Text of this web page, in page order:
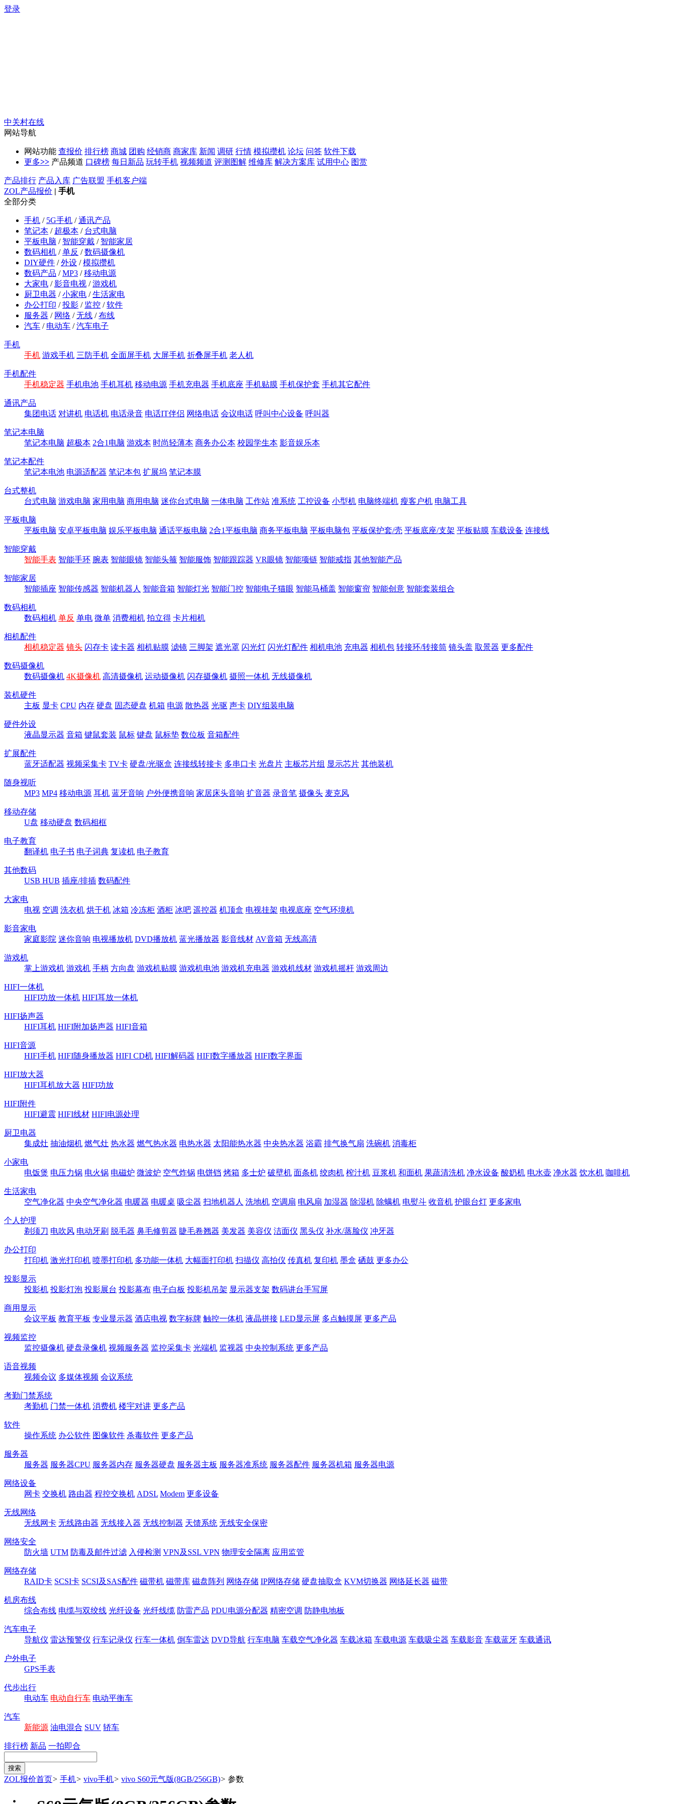
登录
中关村在线
网站导航
网站功能 查报价 排行榜 商城 团购 经销商 商家库 新闻 调研 行情 模拟攒机 论坛 问答 软件下载
更多>> 产品频道 口碑榜 每日新品 玩转手机 视频频道 评测图解 维修库 解决方案库 试用中心 图赏
产品排行 产品入库 广告联盟 手机客户端
ZOL产品报价 | 手机
全部分类
手机 / 5G手机 /通讯产品
笔记本 / 超极本 / 台式电脑
平板电脑 / 智能穿戴 / 智能家居
数码相机 /单反 /数码摄像机
DIY硬件 /外设 /模拟攒机
数码产品 /MP3 /移动电源
大家电 /影音电视 /游戏机
厨卫电器 /小家电 /生活家电
办公打印 /投影 / 监控 /软件
服务器 / 网络 /无线 /布线
汽车 / 电动车 /汽车电子
手机
手机 游戏手机 三防手机 全面屏手机 大屏手机 折叠屏手机 老人机
手机配件
手机稳定器 手机电池 手机耳机 移动电源 手机充电器 手机底座 手机贴膜 手机保护套 手机其它配件
通讯产品
集团电话 对讲机 电话机 电话录音 电话IT伴侣 网络电话 会议电话 呼叫中心设备 呼叫器
笔记本电脑
笔记本电脑 超极本 2合1电脑 游戏本 时尚轻薄本 商务办公本 校园学生本 影音娱乐本
笔记本配件
笔记本电池 电源适配器 笔记本包 扩展坞 笔记本膜
台式整机
台式电脑 游戏电脑 家用电脑 商用电脑 迷你台式电脑 一体电脑 工作站 准系统 工控设备 小型机 电脑终端机 瘦客户机 电脑工具
平板电脑
平板电脑 安卓平板电脑 娱乐平板电脑 通话平板电脑 2合1平板电脑 商务平板电脑 平板电脑包 平板保护套/壳 平板底座/支架 平板贴膜 车载设备 连接线
智能穿戴
智能手表 智能手环 腕表 智能眼镜 智能头箍 智能服饰 智能跟踪器 VR眼镜 智能项链 智能戒指 其他智能产品
智能家居
智能插座 智能传感器 智能机器人 智能音箱 智能灯光 智能门控 智能电子猫眼 智能马桶盖 智能窗帘 智能创意 智能套装组合
数码相机
数码相机 单反 单电 微单 消费相机 拍立得 卡片相机
相机配件
相机稳定器 镜头 闪存卡 读卡器 相机贴膜 滤镜 三脚架 遮光罩 闪光灯 闪光灯配件 相机电池 充电器 相机包 转接环/转接筒 镜头盖 取景器 更多配件
数码摄像机
数码摄像机 4K摄像机 高清摄像机 运动摄像机 闪存摄像机 摄照一体机 无线摄像机
装机硬件
主板 显卡 CPU 内存 硬盘 固态硬盘 机箱 电源 散热器 光驱 声卡 DIY组装电脑
硬件外设
液晶显示器 音箱 键鼠套装 鼠标 键盘 鼠标垫 数位板 音箱配件
扩展配件
蓝牙适配器 视频采集卡 TV卡 硬盘/光驱盒 连接线转接卡 多串口卡 光盘片 主板芯片组 显示芯片 其他装机
随身视听
MP3 MP4 移动电源 耳机 蓝牙音响 户外便携音响 家居床头音响 扩音器 录音笔 摄像头 麦克风
移动存储
U盘 移动硬盘 数码相框
电子教育
翻译机 电子书 电子词典 复读机 电子教育
其他数码
USB HUB 插座/排插 数码配件
大家电
电视 空调 洗衣机 烘干机 冰箱 冷冻柜 酒柜 冰吧 遥控器 机顶盒 电视挂架 电视底座 空气环境机
影音家电
家庭影院 迷你音响 电视播放机 DVD播放机 蓝光播放器 影音线材 AV音箱 无线高清
游戏机
掌上游戏机 游戏机 手柄 方向盘 游戏机贴膜 游戏机电池 游戏机充电器 游戏机线材 游戏机摇杆 游戏周边
HIFI一体机
HIFI功放一体机 HIFI耳放一体机
HIFI扬声器
HIFI耳机 HIFI附加扬声器 HIFI音箱
HIFI音源
HIFI手机 HIFI随身播放器 HIFI CD机 HIFI解码器 HIFI数字播放器 HIFI数字界面
HIFI放大器
HIFI耳机放大器 HIFI功放
HIFI附件
HIFI避震 HIFI线材 HIFI电源处理
厨卫电器
集成灶 抽油烟机 燃气灶 热水器 燃气热水器 电热水器 太阳能热水器 中央热水器 浴霸 排气换气扇 洗碗机 消毒柜
小家电
电饭煲 电压力锅 电火锅 电磁炉 微波炉 空气炸锅 电饼铛 烤箱 多士炉 破壁机 面条机 绞肉机 榨汁机 豆浆机 和面机 果蔬清洗机 净水设备 酸奶机 电水壶 净水器 饮水机 咖啡机
生活家电
空气净化器 中央空气净化器 电暖器 电暖桌 吸尘器 扫地机器人 洗地机 空调扇 电风扇 加湿器 除湿机 除螨机 电熨斗 收音机 护眼台灯 更多家电
个人护理
剃须刀 电吹风 电动牙刷 脱毛器 鼻毛修剪器 睫毛卷翘器 美发器 美容仪 洁面仪 黑头仪 补水/蒸脸仪 冲牙器
办公打印
打印机 激光打印机 喷墨打印机 多功能一体机 大幅面打印机 扫描仪 高拍仪 传真机 复印机 墨盒 硒鼓 更多办公
投影显示
投影机 投影灯泡 投影展台 投影幕布 电子白板 投影机吊架 显示器支架 数码讲台手写屏
商用显示
会议平板 教育平板 专业显示器 酒店电视 数字标牌 触控一体机 液晶拼接 LED显示屏 多点触摸屏 更多产品
视频监控
监控摄像机 硬盘录像机 视频服务器 监控采集卡 光端机 监视器 中央控制系统 更多产品
语音视频
视频会议 多媒体视频 会议系统
考勤门禁系统
考勤机 门禁一体机 消费机 楼宇对讲 更多产品
软件
操作系统 办公软件 图像软件 杀毒软件 更多产品
服务器
服务器 服务器CPU 服务器内存 服务器硬盘 服务器主板 服务器准系统 服务器配件 服务器机箱 服务器电源
网络设备
网卡 交换机 路由器 程控交换机 ADSL Modem 更多设备
无线网络
无线网卡 无线路由器 无线接入器 无线控制器 天馈系统 无线安全保密
网络安全
防火墙 UTM 防毒及邮件过滤 入侵检测 VPN及SSL VPN 物理安全隔离 应用监管
网络存储
RAID卡 SCSI卡 SCSI及SAS配件 磁带机 磁带库 磁盘阵列 网络存储 IP网络存储 硬盘抽取盒 KVM切换器 网络延长器 磁带
机房布线
综合布线 电缆与双绞线 光纤设备 光纤线缆 防雷产品 PDU电源分配器 精密空调 防静电地板
汽车电子
导航仪 雷达预警仪 行车记录仪 行车一体机 倒车雷达 DVD导航 行车电脑 车载空气净化器 车载冰箱 车载电源 车载吸尘器 车载影音 车载蓝牙 车载通讯
户外电子
GPS手表
代步出行
电动车 电动自行车 电动平衡车
汽车
新能源 油电混合 SUV 轿车
排行榜 新品 一拍即合
ZOL报价首页> 手机> vivo手机> vivo S60元气版(8GB/256GB)> 参数